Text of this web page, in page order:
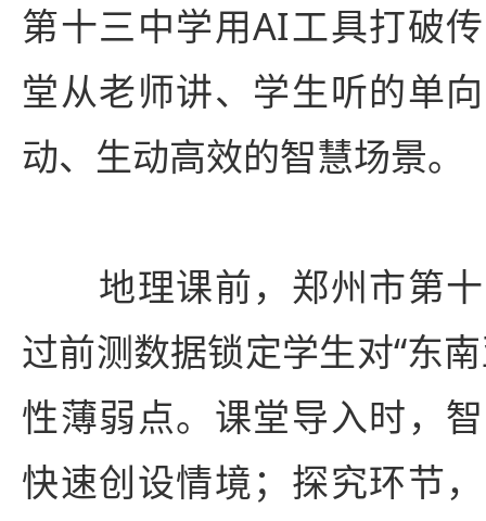
第十三中学用AI工具打破
堂从老师讲、学生听的单
动、生动高效的智慧场景。
地理课前，郑州市第十
过前测数据锁定学生对“东
性薄弱点。课堂导入时，
快速创设情境；探究环节